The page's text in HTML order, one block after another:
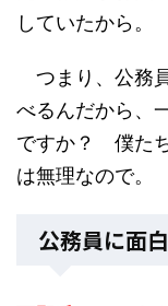
していたから。
つまり、公務
べるんだから、
ですか？ 僕た
は無理なので。
公務員に面